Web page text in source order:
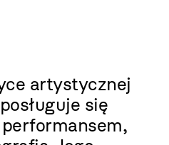
artystycznej
się